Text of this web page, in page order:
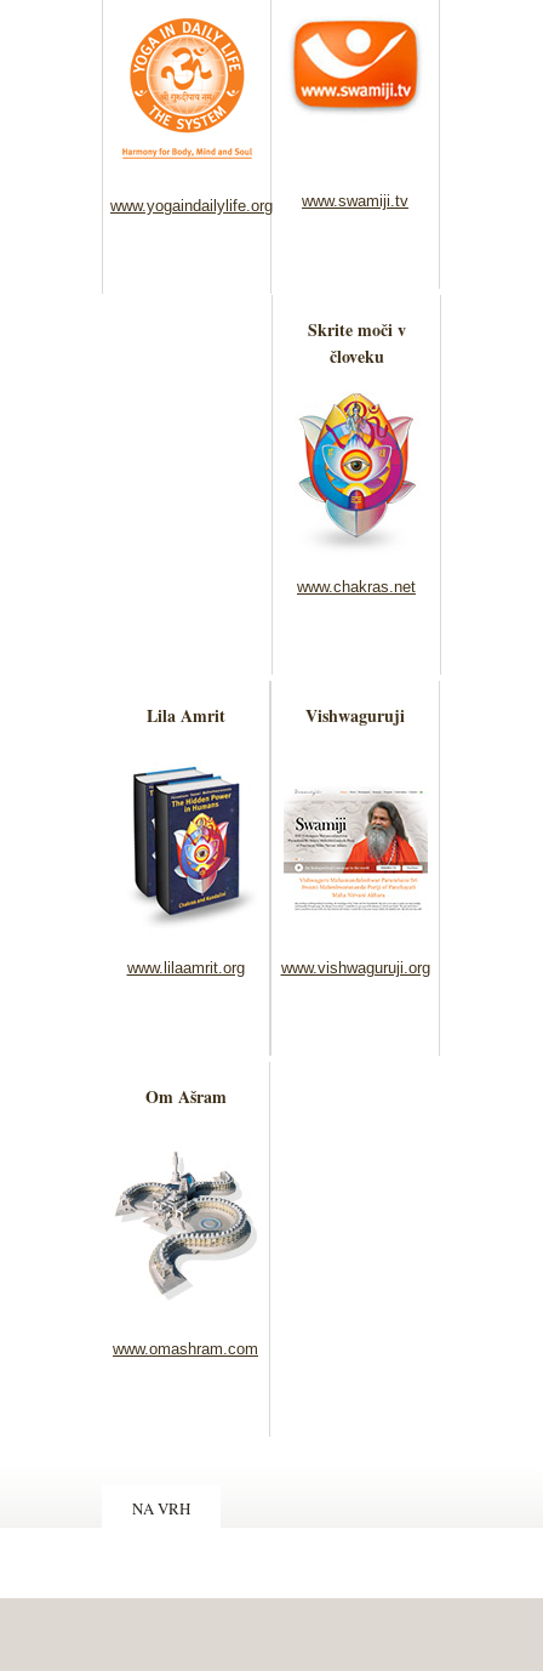
www.yogaindailylife.org www.swamiji.tv
Skrite moči v
človeku
www.chakras.net
Lila Amrit
www.lilaamrit.org
Vishwaguruji
www.vishwaguruji.org
Om Ašram
www.omashram.com
NA VRH